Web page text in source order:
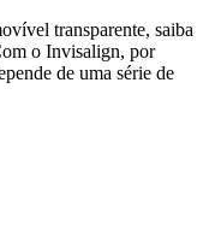
transparente, saiba
o Invisalign, por
de uma série de